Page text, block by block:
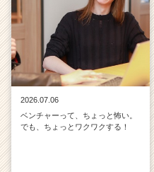
2026.07.06
ベンチャーって、ちょっと怖い。
でも、ちょっとワクワクする！